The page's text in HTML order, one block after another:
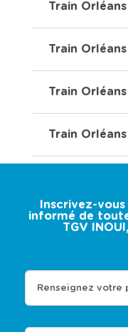
Train
Train
Train
Train
Inscrivez-
informé de toute
TGV
Renseignez votre